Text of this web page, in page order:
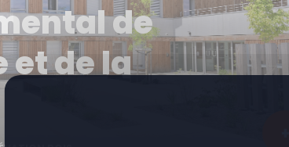
de
et de la